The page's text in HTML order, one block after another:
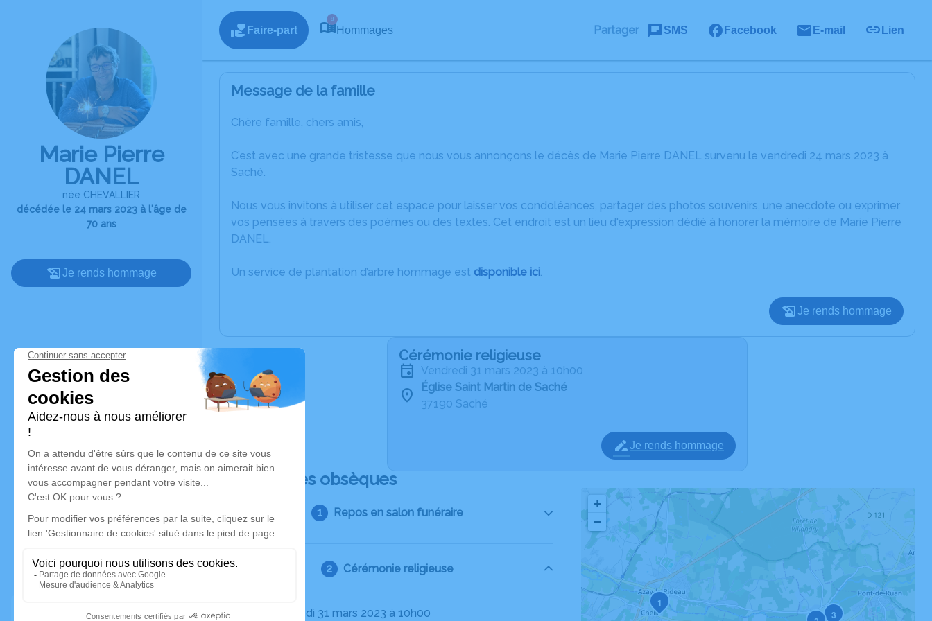
Marie Pierre
DANEL
née CHEVALLIER
décédée le 24 mars 2023 à l'âge de
70 ans
Je rends hommage
Faire-part
8
Hommages Partager SMS Facebook E-mail Lien
Message de la famille
Chère famille, chers amis,
C’est avec une grande tristesse que nous vous annonçons le décès de Marie Pierre DANEL survenu le vendredi 24 mars 2023 à
Saché.
Nous vous invitons à utiliser cet espace pour laisser vos condoléances, partager des photos souvenirs, une anecdote ou exprimer
vos pensées à travers des poèmes ou des textes. Cet endroit est un lieu d'expression dédié à honorer la mémoire de Marie Pierre
DANEL.
Un service de plantation d’arbre hommage est disponible ici.
Je rends hommage
Cérémonie religieuse
vendredi 31 mars 2023 à 10h00
Église Saint Martin de Saché
37190 Saché
Je rends hommage
Déroulé des obsèques
Repos en salon funéraire
Cérémonie religieuse
Le vendredi 31 mars 2023 à 10h00
1
3
+
−